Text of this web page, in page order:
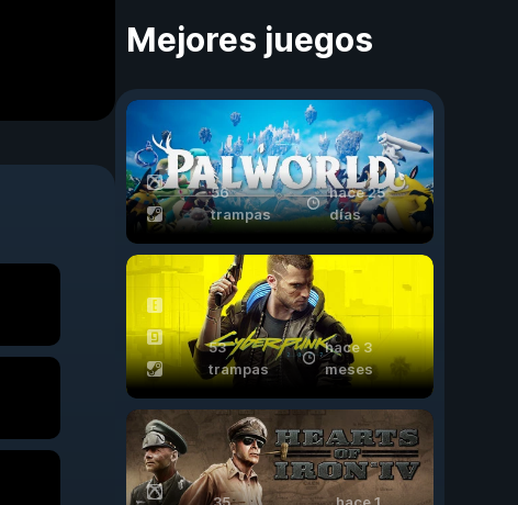
Mejores juegos
56
trampas
hace 25
días
53
trampas
hace 3
meses